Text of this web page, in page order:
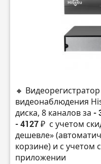
🔸
видеонаблюдения
диска, 8 каналов за -
- 4127 ₽ с учетом
дешевле»
корзине) и с учетом
приложении